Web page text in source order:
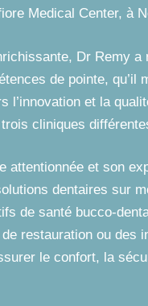
Medical Center, à
Dr Remy a
de pointe,
l’innovation et la
cliniques
attentionnée et son
dentaires sur
de santé bucco-
restauration ou des
le confort, la